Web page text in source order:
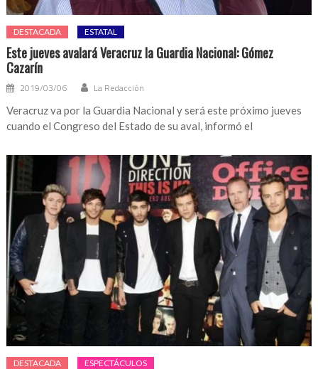
DESTACADA ESTATAL
Este jueves avalará Veracruz la Guardia Nacional: Gómez
Cazarín
2019/03/06 La Redacción
Veracruz va por la Guardia Nacional y será este próximo jueves
cuando el Congreso del Estado de su aval, informó el
DESTACADA ESPECTÁCULOS